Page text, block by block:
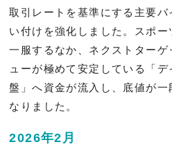
取引レートを基準にする主要
い付けを強化しました。スポ
一服するなか、ネクストターゲ
ューが極めて安定している「
盤」へ資金が流入し、底値が一
なりました。
2026年2月